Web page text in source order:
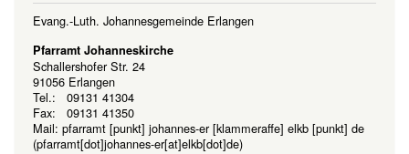
Evang.-Luth. Johannesgemeinde Erlangen
Pfarramt Johanneskirche
Schallershofer Str. 24
91056 Erlangen
Tel.: 09131 41304
Fax: 09131 41350
Mail: pfarramt [punkt] johannes-er [klammeraffe] elkb [punkt] de
(pfarramt[dot]johannes-er[at]elkb[dot]de)